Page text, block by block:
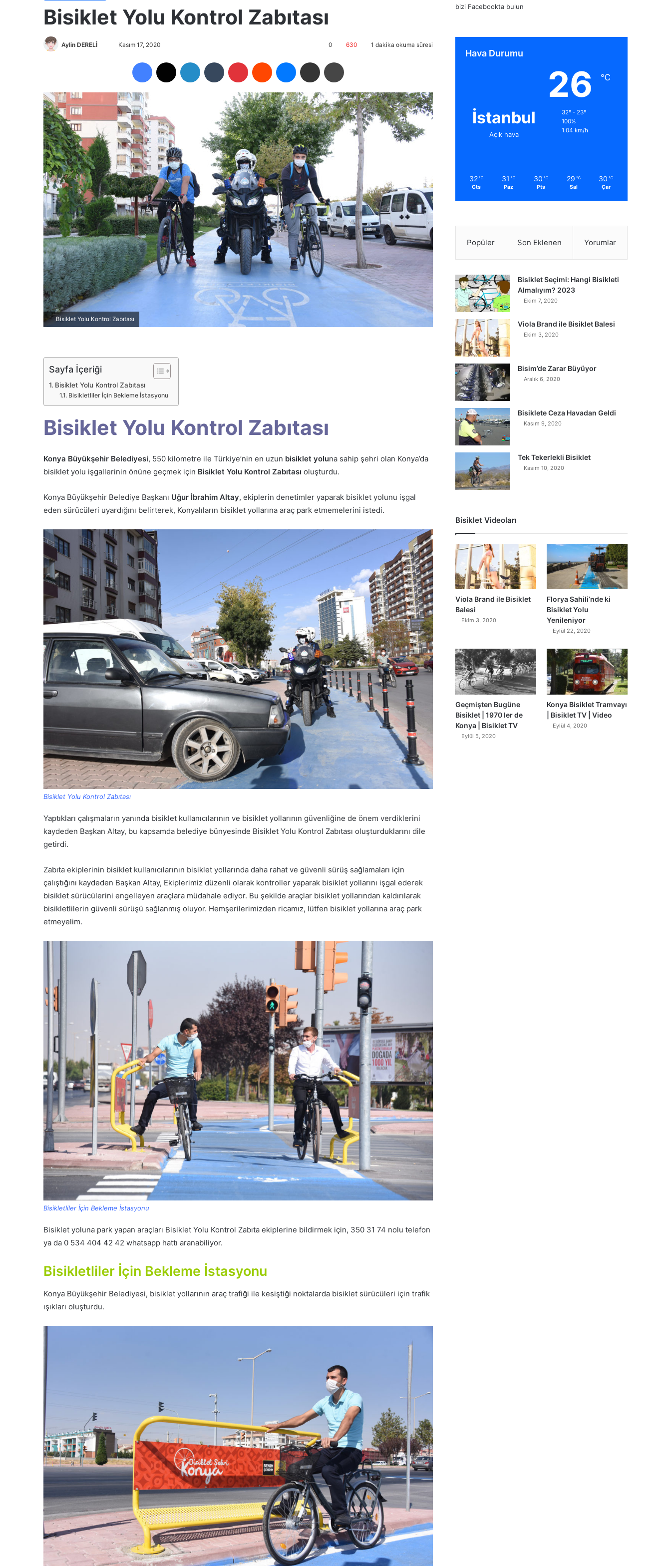
Bisiklet Yolu Kontrol Zabıtası
Aylin DERELİ
-
p
t
a
g
ö
n
d
e
r
m
e
k
Kasım 17, 2020 0 630 1 dakika okuma süresi
Bisiklet Yolu Kontrol Zabıtası
Sayfa İçeriği
Bisiklet Yolu Kontrol Zabıtası
Bisikletliler İçin Bekleme İstasyonu
Bisiklet Yolu Kontrol Zabıtası
Konya Büyükşehir Belediyesi, 550 kilometre ile Türkiye’nin en uzun bisiklet yoluna sahip şehri olan Konya’da
bisiklet yolu işgallerinin önüne geçmek için Bisiklet Yolu Kontrol Zabıtası oluşturdu.
Konya Büyükşehir Belediye Başkanı Uğur İbrahim Altay, ekiplerin denetimler yaparak bisiklet yolunu işgal
eden sürücüleri uyardığını belirterek, Konyalıların bisiklet yollarına araç park etmemelerini istedi.
Bisiklet Yolu Kontrol Zabıtası
Yaptıkları çalışmaların yanında bisiklet kullanıcılarının ve bisiklet yollarının güvenliğine de önem verdiklerini
kaydeden Başkan Altay, bu kapsamda belediye bünyesinde Bisiklet Yolu Kontrol Zabıtası oluşturduklarını dile
getirdi.
Zabıta ekiplerinin bisiklet kullanıcılarının bisiklet yollarında daha rahat ve güvenli sürüş sağlamaları için
çalıştığını kaydeden Başkan Altay, Ekiplerimiz düzenli olarak kontroller yaparak bisiklet yollarını işgal ederek
bisiklet sürücülerini engelleyen araçlara müdahale ediyor. Bu şekilde araçlar bisiklet yollarından kaldırılarak
bisikletlilerin güvenli sürüşü sağlanmış oluyor. Hemşerilerimizden ricamız, lütfen bisiklet yollarına araç park
etmeyelim.
Bisikletliler İçin Bekleme İstasyonu
Bisiklet yoluna park yapan araçları Bisiklet Yolu Kontrol Zabıta ekiplerine bildirmek için, 350 31 74 nolu telefon
ya da 0 534 404 42 42 whatsapp hattı aranabiliyor.
Bisikletliler İçin Bekleme İstasyonu
Konya Büyükşehir Belediyesi, bisiklet yollarının araç trafiği ile kesiştiği noktalarda bisiklet sürücüleri için trafik
ışıkları oluşturdu.
bizi Facebookta bulun
Hava Durumu
İstanbul
Açık hava
26 ℃
32º - 23º
100%
1.04 km/h
32 ℃
Cts
31 ℃
Paz
30 ℃
Pts
29 ℃
Sal
30 ℃
Çar
Popüler Son Eklenen Yorumlar
Bisiklet Seçimi: Hangi Bisikleti
Almalıyım? 2023
Ekim 7, 2020
Viola Brand ile Bisiklet Balesi
Ekim 3, 2020
Bisim’de Zarar Büyüyor
Aralık 6, 2020
Bisiklete Ceza Havadan Geldi
Kasım 9, 2020
Tek Tekerlekli Bisiklet
Kasım 10, 2020
Bisiklet Videoları
Viola Brand ile Bisiklet
Balesi
Ekim 3, 2020
Florya Sahili’nde ki
Bisiklet Yolu
Yenileniyor
Eylül 22, 2020
Geçmişten Bugüne
Bisiklet | 1970 ler de
Konya | Bisiklet TV
Eylül 5, 2020
Konya Bisiklet Tramvayı
| Bisiklet TV | Video
Eylül 4, 2020